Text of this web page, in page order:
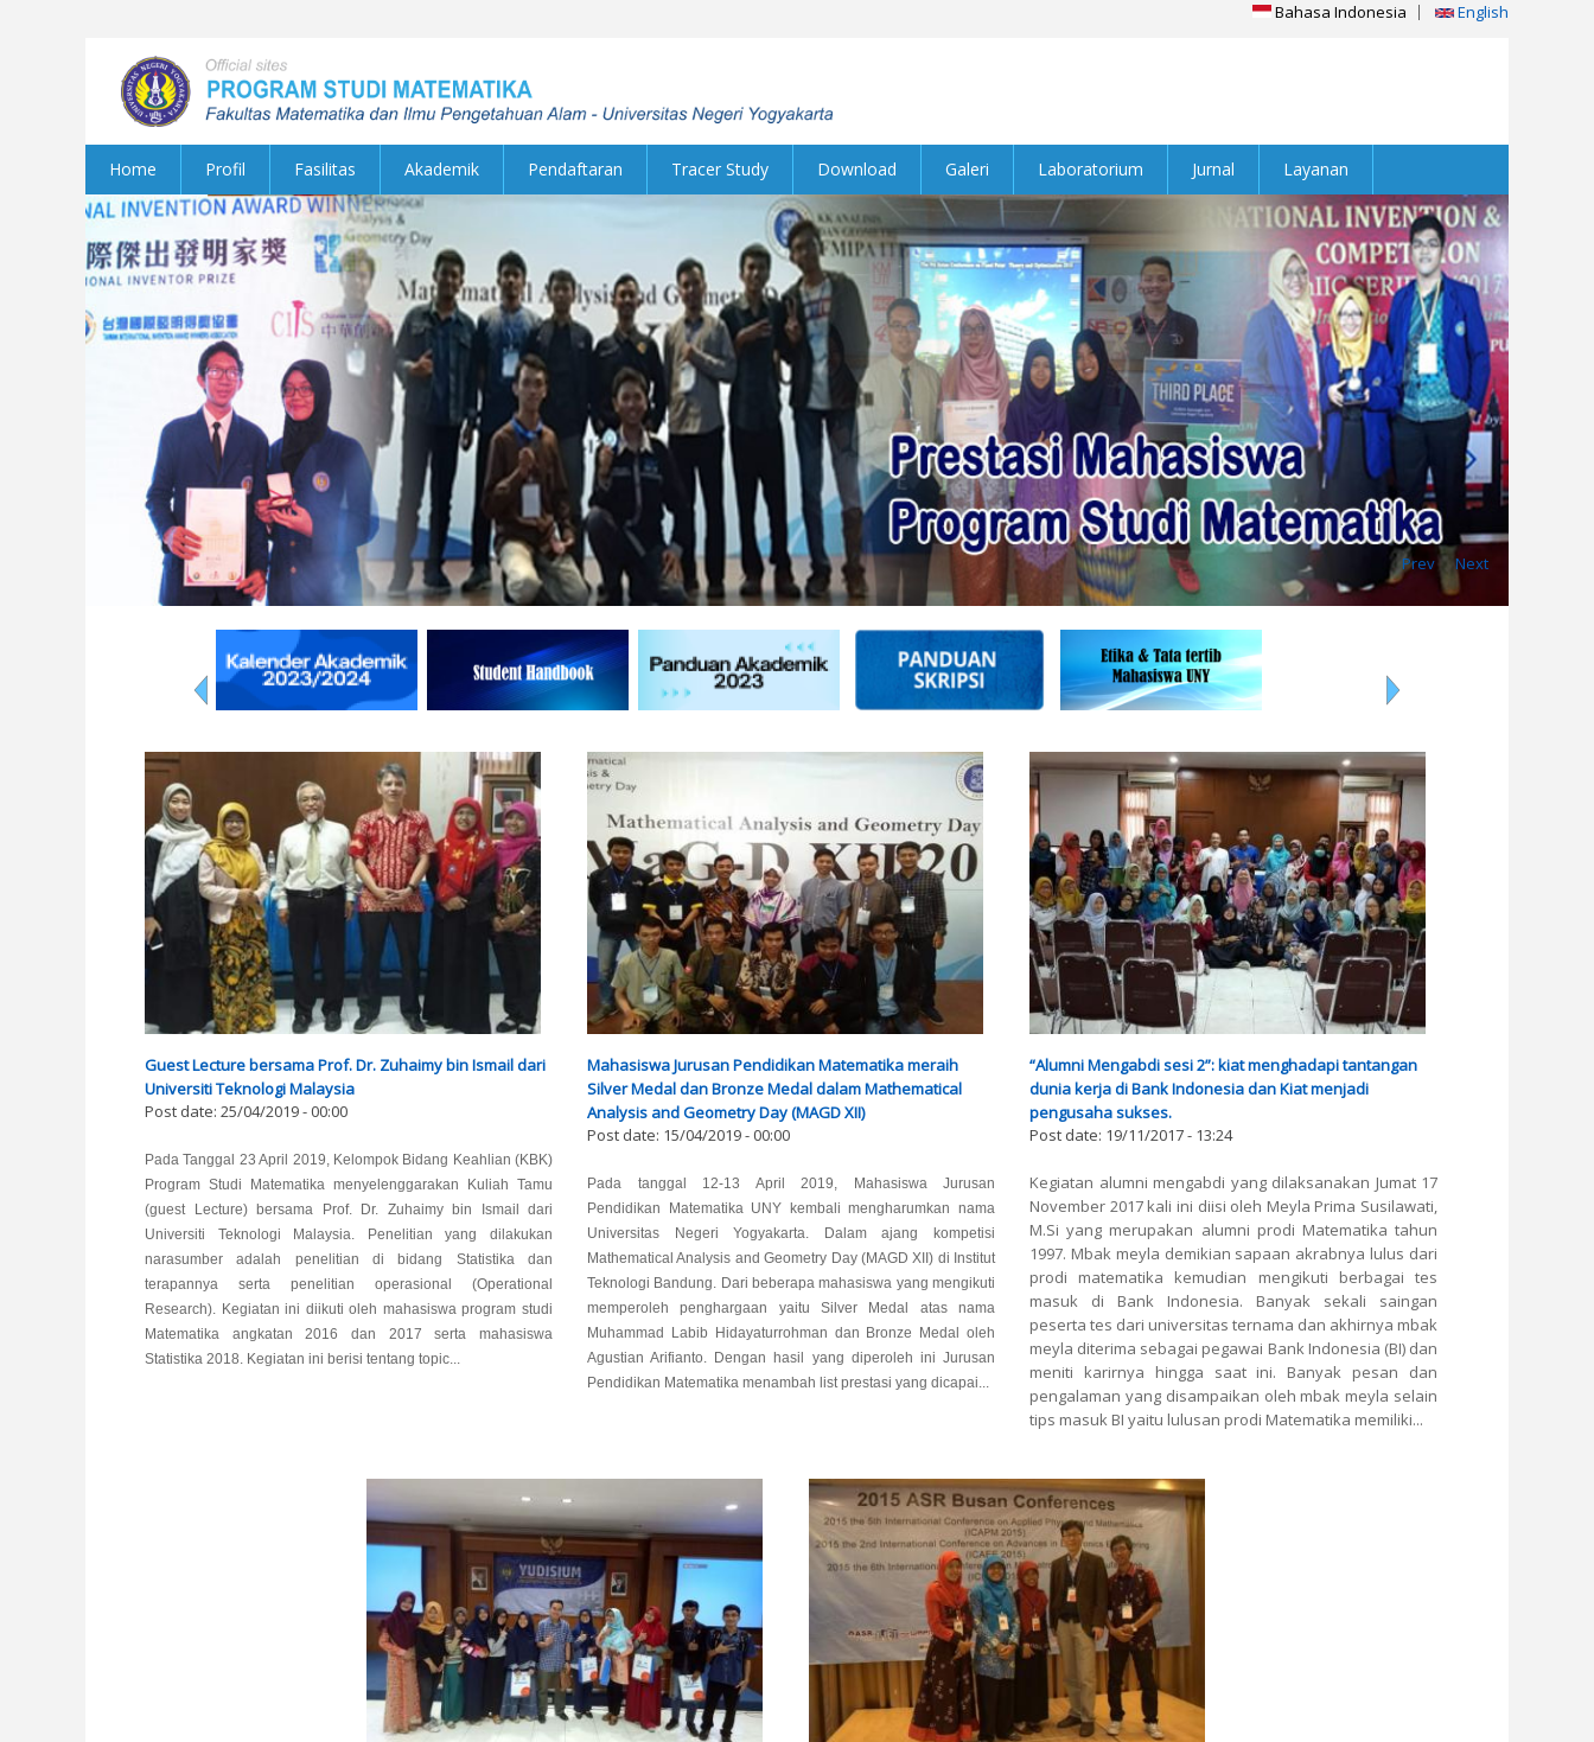
Bahasa Indonesia English
Home Profil Fasilitas Akademik Pendaftaran Tracer Study Download Galeri Laboratorium Jurnal Layanan
Prev Next
Guest Lecture bersama Prof. Dr. Zuhaimy bin Ismail dari
Universiti Teknologi Malaysia
Post date: 25/04/2019 - 00:00
Pada Tanggal 23 April 2019, Kelompok Bidang Keahlian (KBK)
Program Studi Matematika menyelenggarakan Kuliah Tamu
(guest Lecture) bersama Prof. Dr. Zuhaimy bin Ismail dari
Universiti Teknologi Malaysia. Penelitian yang dilakukan
narasumber adalah penelitian di bidang Statistika dan
terapannya serta penelitian operasional (Operational
Research). Kegiatan ini diikuti oleh mahasiswa program studi
Matematika angkatan 2016 dan 2017 serta mahasiswa
Statistika 2018. Kegiatan ini berisi tentang topic...
Mahasiswa Jurusan Pendidikan Matematika meraih
Silver Medal dan Bronze Medal dalam Mathematical
Analysis and Geometry Day (MAGD XII)
Post date: 15/04/2019 - 00:00
Pada tanggal 12-13 April 2019, Mahasiswa Jurusan
Pendidikan Matematika UNY kembali mengharumkan nama
Universitas Negeri Yogyakarta. Dalam ajang kompetisi
Mathematical Analysis and Geometry Day (MAGD XII) di Institut
Teknologi Bandung. Dari beberapa mahasiswa yang mengikuti
memperoleh penghargaan yaitu Silver Medal atas nama
Muhammad Labib Hidayaturrohman dan Bronze Medal oleh
Agustian Arifianto. Dengan hasil yang diperoleh ini Jurusan
Pendidikan Matematika menambah list prestasi yang dicapai...
“Alumni Mengabdi sesi 2”: kiat menghadapi tantangan
dunia kerja di Bank Indonesia dan Kiat menjadi
pengusaha sukses.
Post date: 19/11/2017 - 13:24
Kegiatan alumni mengabdi yang dilaksanakan Jumat 17
November 2017 kali ini diisi oleh Meyla Prima Susilawati,
M.Si yang merupakan alumni prodi Matematika tahun
1997. Mbak meyla demikian sapaan akrabnya lulus dari
prodi matematika kemudian mengikuti berbagai tes
masuk di Bank Indonesia. Banyak sekali saingan
peserta tes dari universitas ternama dan akhirnya mbak
meyla diterima sebagai pegawai Bank Indonesia (BI) dan
meniti karirnya hingga saat ini. Banyak pesan dan
pengalaman yang disampaikan oleh mbak meyla selain
tips masuk BI yaitu lulusan prodi Matematika memiliki...